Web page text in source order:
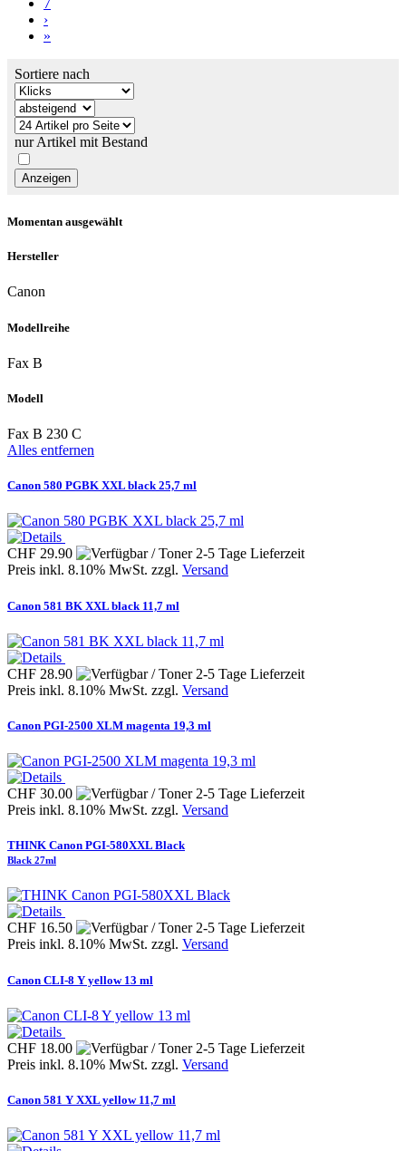
›
»
Sortiere nach
nur Artikel mit Bestand
Momentan ausgewählt
Hersteller
Canon
Modellreihe
Fax B
Modell
Fax B 230 C
Alles entfernen
Canon 580 PGBK XXL black 25,7 ml
CHF 29.90
Preis inkl. 8.10% MwSt. zzgl. Versand
Canon 581 BK XXL black 11,7 ml
CHF 28.90
Preis inkl. 8.10% MwSt. zzgl. Versand
Canon PGI-2500 XLM magenta 19,3 ml
CHF 30.00
Preis inkl. 8.10% MwSt. zzgl. Versand
THINK Canon PGI-580XXL Black
Black 27ml
CHF 16.50
Preis inkl. 8.10% MwSt. zzgl. Versand
Canon CLI-8 Y yellow 13 ml
CHF 18.00
Preis inkl. 8.10% MwSt. zzgl. Versand
Canon 581 Y XXL yellow 11,7 ml